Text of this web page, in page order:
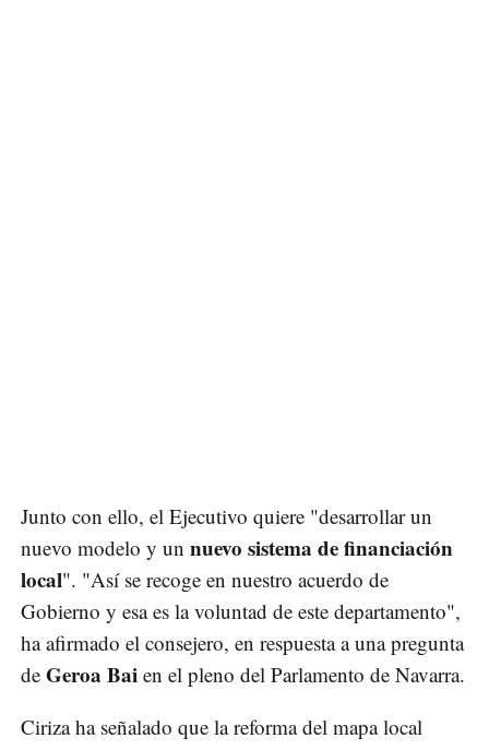
Junto con ello, el Ejecutivo quiere "desarrollar un
nuevo modelo y un nuevo sistema de financiación
local". "Así se recoge en nuestro acuerdo de
Gobierno y esa es la voluntad de este departamento",
ha afirmado el consejero, en respuesta a una pregunta
de Geroa Bai en el pleno del Parlamento de Navarra.
Ciriza ha señalado que la reforma del mapa local